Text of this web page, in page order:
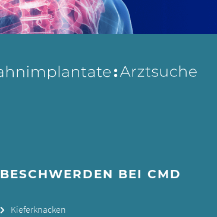
BESCHWERDEN BEI CMD
Kieferknacken